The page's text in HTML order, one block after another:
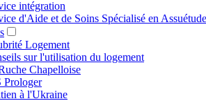
intégration
d'Aide et de Soins Spécialisé en
Logement
sur l'utilisation du logement
Chapelloise
Prologer
à l'Ukraine